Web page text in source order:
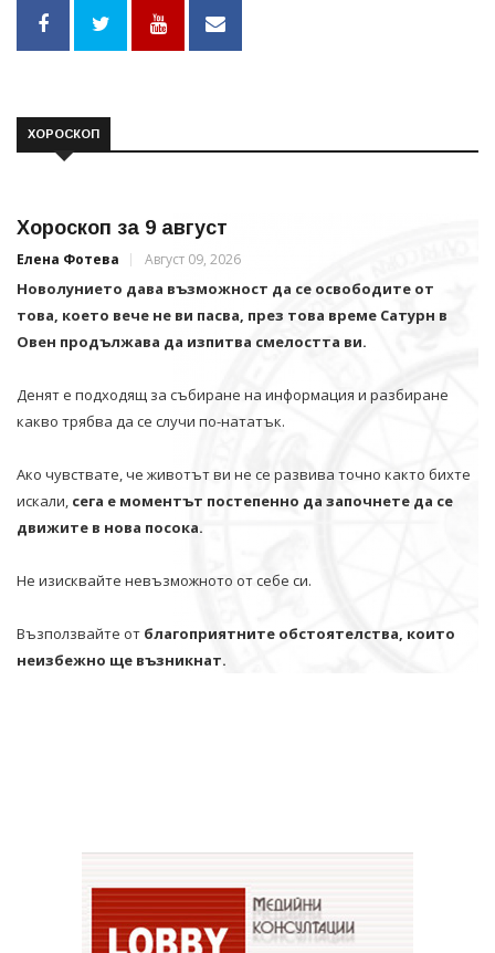
ХОРОСКОП
Хороскоп за 9 август
Елена Фотева Август 09, 2026
Новолунието дава възможност да се освободите от
това, което вече не ви пасва, през това време Сатурн в
Овен продължава да изпитва смелостта ви.
Денят е подходящ за събиране на информация и разбиране
какво трябва да се случи по-нататък.
Ако чувствате, че животът ви не се развива точно както бихте
искали, сега е моментът постепенно да започнете да се
движите в нова посока.
Не изисквайте невъзможното от себе си.
Възползвайте от благоприятните обстоятелства, които
неизбежно ще възникнат.